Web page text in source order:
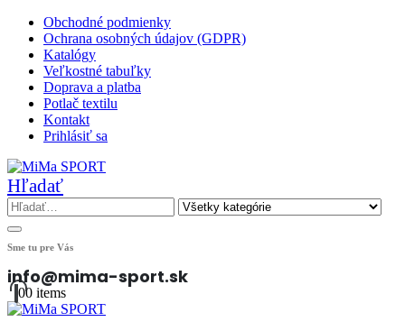
Obchodné podmienky
Ochrana osobných údajov (GDPR)
Katalógy
Veľkostné tabuľky
Doprava a platba
Potlač textilu
Kontakt
Prihlásiť sa
Hľadať
Sme tu pre Vás
info@mima-sport.sk
00 items